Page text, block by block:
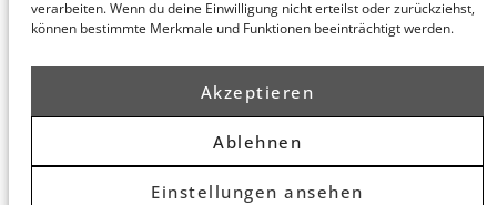
verarbeiten. Wenn du deine Einwilligung nicht erteilst oder zurückziehst,
können bestimmte Merkmale und Funktionen beeinträchtigt werden.
Akzeptieren
Ablehnen
Einstellungen ansehen
PartG mbB
8
Hamburg
PartG mbB
14 (Fünf Höfe)
München
Planner
© 2026 honert. All rights reserved.